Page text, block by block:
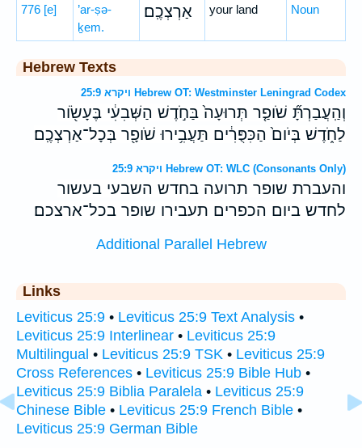
776 [e]
’ar-ṣə-
ḵem.
אַרְצְכֶֽם׃ your land Noun
Hebrew Texts
ויקרא 25:9 Hebrew OT: Westminster Leningrad Codex
וְהַֽעֲבַרְתָּ֞ שֹׁופַ֤ר תְּרוּעָה֙ בַּחֹ֣דֶשׁ הַשְּׁבִעִ֔י בֶּעָשֹׂ֖ור
לַחֹ֑דֶשׁ בְּיֹום֙ הַכִּפֻּרִ֔ים תַּעֲבִ֥ירוּ שֹׁופָ֖ר בְּכָל־אַרְצְכֶֽם׃
ויקרא 25:9 Hebrew OT: WLC (Consonants Only)
והעברת שופר תרועה בחדש השבעי בעשור
לחדש ביום הכפרים תעבירו שופר בכל־ארצכם׃
Additional Parallel Hebrew
Links
Leviticus 25:9 • Leviticus 25:9 Text Analysis •
Leviticus 25:9 Interlinear • Leviticus 25:9
Multilingual • Leviticus 25:9 TSK • Leviticus 25:9
Cross References • Leviticus 25:9 Bible Hub •
Leviticus 25:9 Biblia Paralela • Leviticus 25:9
Chinese Bible • Leviticus 25:9 French Bible •
Leviticus 25:9 German Bible